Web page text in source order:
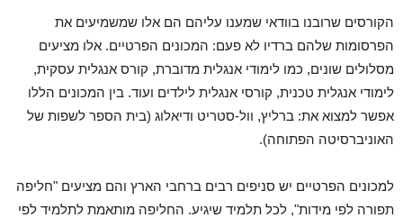
הקורסים שרובנו בוודאי שמענו עליהם הם אלו שמשמיעים את
הפרסומות שלהם ברדיו לא פעם: המכונים הפרטיים. אלו מציעים
מסלולים שונים, כמו לימודי אנגלית מדוברת, קורס אנגלית עסקית,
לימודי אנגלית טכנית, קורסי אנגלית לילדים ועוד. בין המכונים הללו
אפשר למצוא את: ברליץ, וול-סטריט ודיאלוג (בית הספר לשפות של
האוניברסיטה הפתוחה).
למכונים הפרטיים יש סניפים רבים ברחבי הארץ והם מציעים "חליפה
תפורה לפי מידות", לכל תלמיד שיגיע. החליפה מותאמת לתלמיד לפי